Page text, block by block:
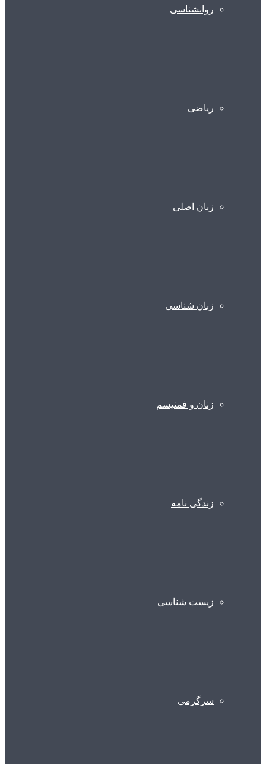
روانشناسی
ریاضی
زبان اصلی
زبان شناسی
زنان و فمنیسم
زندگی نامه
زیست شناسی
سرگرمی